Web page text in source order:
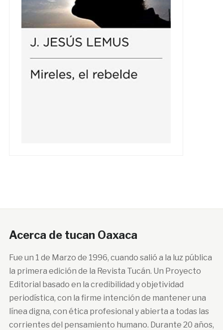
Acerca de tucan Oaxaca
Fue un 1 de Marzo de 1996, cuando salió a la luz pública
la primera edición de la Revista Tucán. Un Proyecto
Editorial basado en la credibilidad y objetividad
periodística, con la firme intención de mantener una
línea digna, con ética profesional y abierta a todas las
corrientes del pensamiento humano. Durante 20 años,